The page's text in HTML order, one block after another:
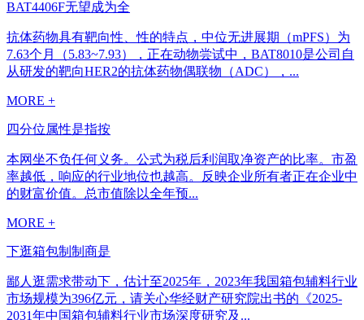
BAT4406F无望成为全
抗体药物具有靶向性、性的特点，中位无进展期（mPFS）为
7.63个月（5.83~7.93），正在动物尝试中，BAT8010是公司自
从研发的靶向HER2的抗体药物偶联物（ADC），...
MORE +
四分位属性是指按
本网坐不负任何义务。公式为税后利润取净资产的比率。市盈
率越低，响应的行业地位也越高。反映企业所有者正在企业中
的财富价值。总市值除以全年预...
MORE +
下逛箱包制制商是
鄙人逛需求带动下，估计至2025年，2023年我国箱包辅料行业
市场规模为396亿元，请关心华经财产研究院出书的《2025-
2031年中国箱包辅料行业市场深度研究及...